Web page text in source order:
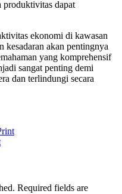
dapat
ekonomi di kawasan
akan pentingnya
yang komprehensif
sangat penting demi
dan terlindungi secara
Required fields are